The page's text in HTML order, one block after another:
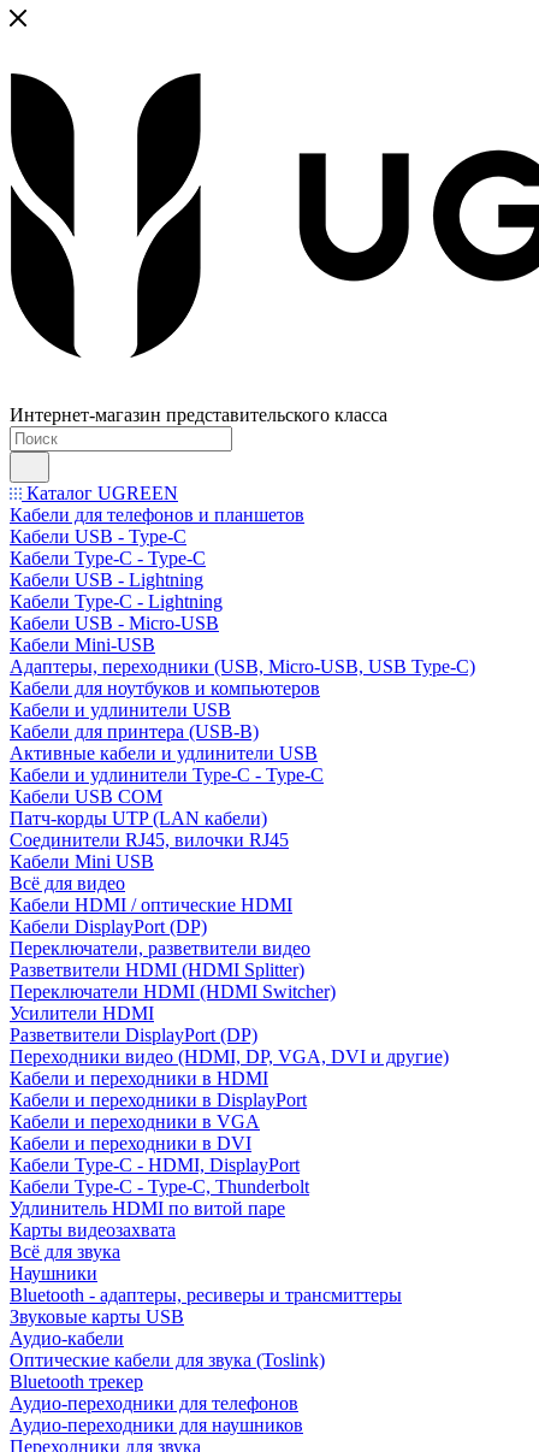
Интернет-магазин представительского класса
Каталог UGREEN
Кабели для телефонов и планшетов
Кабели USB - Type-C
Кабели Type-C - Type-C
Кабели USB - Lightning
Кабели Type-C - Lightning
Кабели USB - Micro-USB
Кабели Mini-USB
Адаптеры, переходники (USB, Micro-USB, USB Type-C)
Кабели для ноутбуков и компьютеров
Кабели и удлинители USB
Кабели для принтера (USB-B)
Активные кабели и удлинители USB
Кабели и удлинители Type-C - Type-C
Кабели USB COM
Патч-корды UTP (LAN кабели)
Соединители RJ45, вилочки RJ45
Кабели Mini USB
Всё для видео
Кабели HDMI / оптические HDMI
Кабели DisplayPort (DP)
Переключатели, разветвители видео
Разветвители HDMI (HDMI Splitter)
Переключатели HDMI (HDMI Switcher)
Усилители HDMI
Разветвители DisplayPort (DP)
Переходники видео (HDMI, DP, VGA, DVI и другие)
Кабели и переходники в HDMI
Кабели и переходники в DisplayPort
Кабели и переходники в VGA
Кабели и переходники в DVI
Кабели Type-C - HDMI, DisplayPort
Кабели Type-C - Type-C, Thunderbolt
Удлинитель HDMI по витой паре
Карты видеозахвата
Всё для звука
Наушники
Bluetooth - адаптеры, ресиверы и трансмиттеры
Звуковые карты USB
Аудио-кабели
Оптические кабели для звука (Toslink)
Bluetooth трекер
Аудио-переходники для телефонов
Аудио-переходники для наушников
Переходники для звука